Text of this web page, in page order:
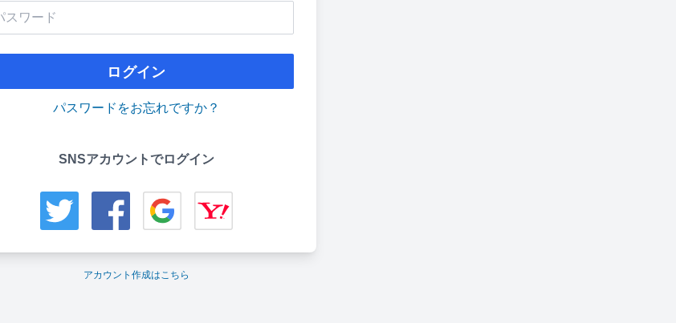
ログイン
パスワードをお忘れですか？
SNSアカウントでログイン
アカウント作成はこちら